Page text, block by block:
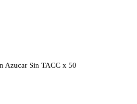
Azucar Sin TACC x 50